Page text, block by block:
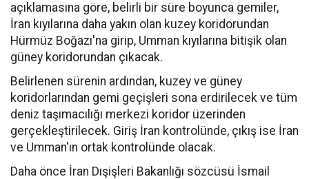
açıklamasına göre, belirli bir süre boyunca gemiler,
İran kıyılarına daha yakın olan kuzey koridorundan
Hürmüz Boğazı'na girip, Umman kıyılarına bitişik olan
güney koridorundan çıkacak.
Belirlenen sürenin ardından, kuzey ve güney
koridorlarından gemi geçişleri sona erdirilecek ve tüm
deniz taşımacılığı merkezi koridor üzerinden
gerçekleştirilecek. Giriş İran kontrolünde, çıkış ise İran
ve Umman'ın ortak kontrolünde olacak.
Daha önce İran Dışişleri Bakanlığı sözcüsü İsmail